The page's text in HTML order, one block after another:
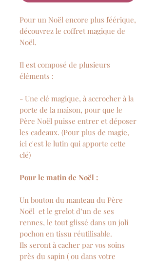
Pour un Noël encore plus féérique,
découvrez le coffret magique de
Noël.
Il est composé de plusieurs
éléments :
- Une clé magique, à accrocher à la
porte de la maison, pour que le
Père Noël puisse entrer et déposer
les cadeaux. (Pour plus de magie,
ici c'est le lutin qui apporte cette
clé)
Pour le matin de Noël :
Un bouton du manteau du Père
Noël et le grelot d’un de ses
rennes, le tout glissé dans un joli
pochon en tissu réutilisable.
Ils seront à cacher par vos soins
près du sapin ( ou dans votre